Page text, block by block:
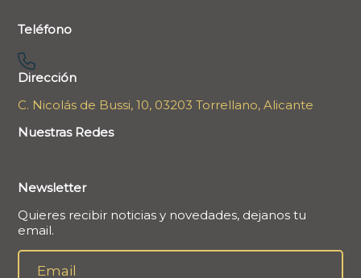
Teléfono
Dirección
C. Nicolás de Bussi, 10, 03203 Torrellano, Alicante
Nuestras Redes
Newsletter
Quieres recibir noticias y novedades, dejanos tu
email.